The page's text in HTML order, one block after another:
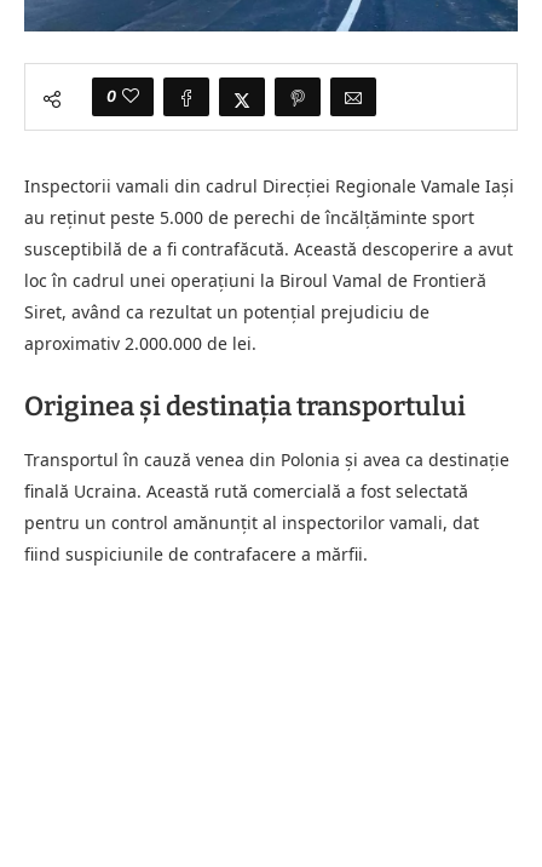
0
Inspectorii vamali din cadrul Direcţiei Regionale Vamale Iaşi
au reţinut peste 5.000 de perechi de încălţăminte sport
susceptibilă de a fi contrafăcută. Această descoperire a avut
loc în cadrul unei operaţiuni la Biroul Vamal de Frontieră
Siret, având ca rezultat un potențial prejudiciu de
aproximativ 2.000.000 de lei.
Originea şi destinaţia transportului
Transportul în cauză venea din Polonia și avea ca destinație
finală Ucraina. Această rută comercială a fost selectată
pentru un control amănunțit al inspectorilor vamali, dat
fiind suspiciunile de contrafacere a mărfii.